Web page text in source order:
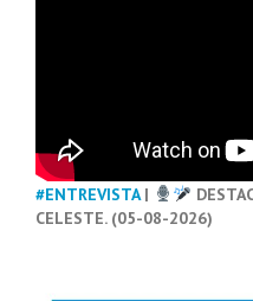
#ENTREVISTA|
CELESTE. (05-08-2026)